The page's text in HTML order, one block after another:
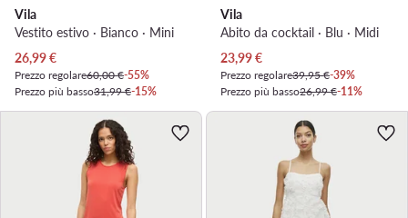
Vila
Vestito estivo · Bianco · Mini
Prezzo attuale
26,99€
Prezzo regolare60,00 €-55%
Prezzo più basso31,99 €-15%
Vila
Abito da cocktail · Blu · Midi
Prezzo attuale
23,99€
Prezzo regolare39,95 €-39%
Prezzo più basso26,99 €-11%